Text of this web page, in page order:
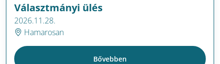
Választmányi ülés
2026.11.28.
Hamarosan
Bővebben